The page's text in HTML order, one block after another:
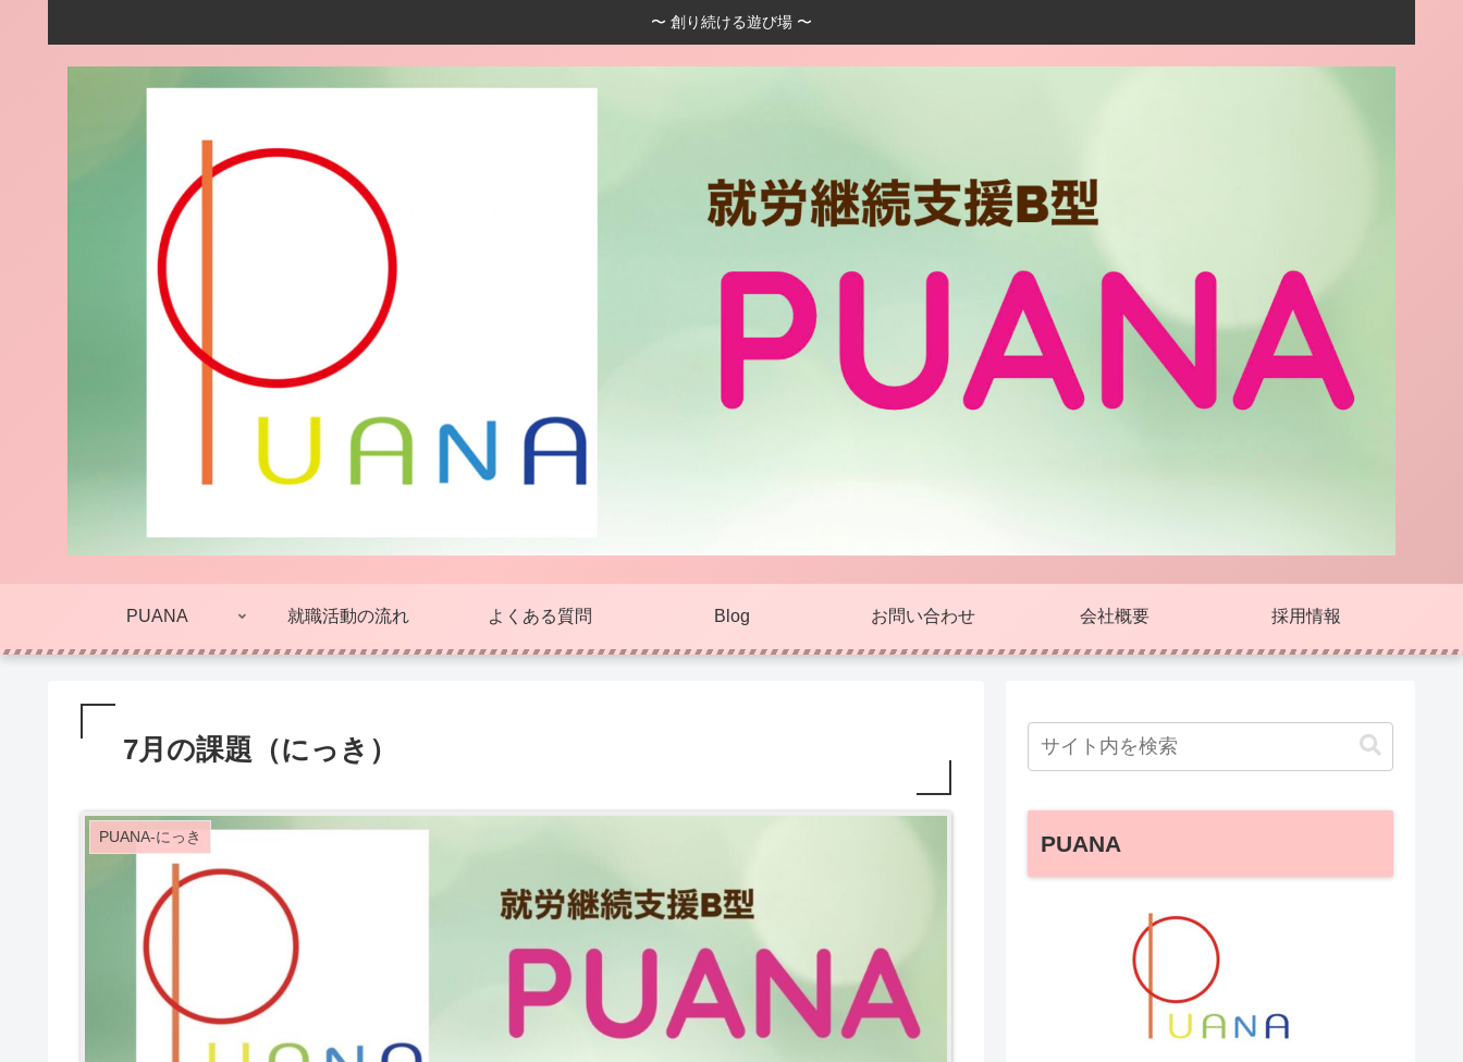
〜 創り続ける遊び場 〜
PUANA 就職活動の流れ よくある質問 Blog お問い合わせ 会社概要 採用情報
7月の課題（にっき）
PUANA-にっき PUANA